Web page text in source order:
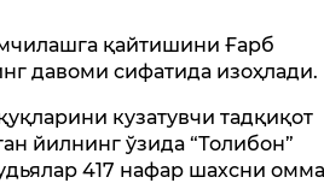
қайтишини Ғарб
давоми сифатида изоҳлади.
кузатувчи тадқиқот
йилнинг ўзида “Толибон”
417 нафар шахсни